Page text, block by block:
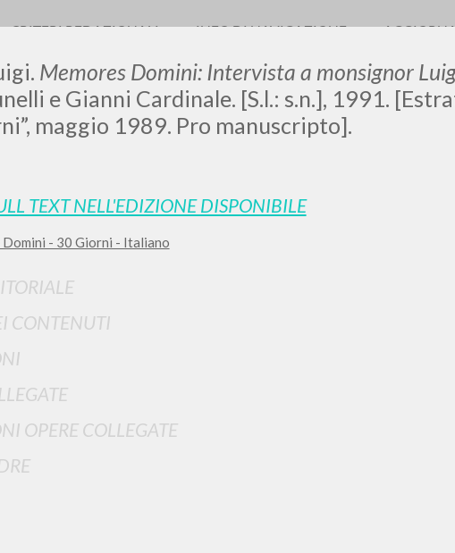
Memores Domini: Intervista a monsignor
e Gianni Cardinale. [S.l.: s.n.], 1991.
maggio 1989. Pro manuscripto].
TEXT NELL'EDIZIONE DISPONIBILE
- 30 Giorni - Italiano
CONTENUTI
OPERE COLLEGATE
scritti
CRITERI REDAZIONALI INFO DI NAVIGAZIONE